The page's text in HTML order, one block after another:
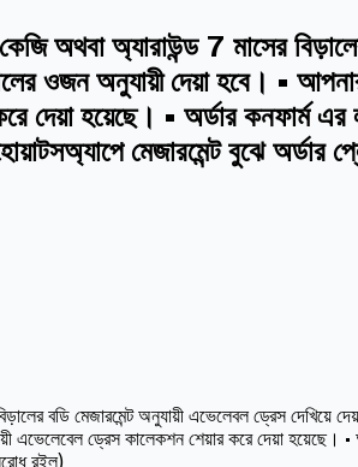
অ্যারাউন্ড 7 মাসের বিড়ালের
ওজন অনুযায়ী দেয়া হবে। •
দেয়া হয়েছে। • অর্ডার কনফার্ম
মেজারমেন্ট বুঝে
মেজারমেন্ট অনুযায়ী এভেলেবল ড্রেস দেখিয়ে
এভেলেবেল ড্রেস কালেকশন শেয়ার করে দেয়া
রইল)